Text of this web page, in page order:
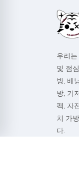
우리
및 점
방, 배
방, 기
팩, 자
치 가
다.